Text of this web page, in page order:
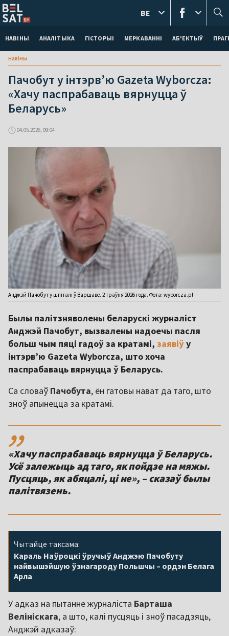
НАВІНЫ АНАЛІТЫКА ГІСТОРЫІ МЕРКАВАННI АБ'ЕКТЫЎ
BE
навіны
Пачобут у інтэрв’ю Gazeta Wyborcza:
«Хачу паспрабаваць вярнуцца ў
Беларусь»
04.05.2026, 09:04
Анджэй Пачобут у шпіталі ў Варшаве. 2 траўня 2026 года. Фота: wyborcza.pl
Былы палітзняволены беларускі журналіст
Анджэй Пачобут, вызвалены надоечы пасля
больш чым пяці гадоў за кратамі, заявіўу
інтэрв’ю Gazeta Wyborcza, што хоча
паспрабаваць вярнуцца ў Беларусь.
Са словаў Пачобута, ён гатовы нават да таго, што
зноў апынецца за кратамі.
,,
«Хачу паспрабаваць вярнуцца ў Беларусь.
Усё залежыць ад таго, як пойдзе на мяжы.
Пусцяць, як абяцалі, ці не», – сказаў былы
палітвязень.
Чытайце таксама:
Караль Наўроцкі ўручыў Анджэю Пачобуту
найвышэйшую ўзнагароду Польшчы – ордэн Белага
Арла
У адказ на пытанне журналіста Барташа
Велініскага, а што, калі пусцяць і зноў пасадзяць,
Анджэй адказаў: